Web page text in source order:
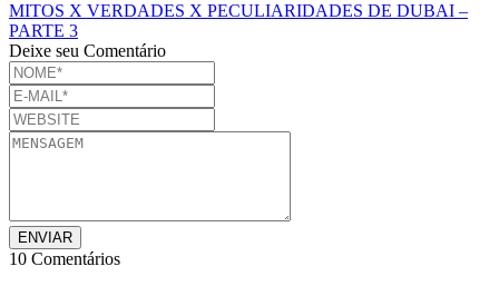
MITOS X VERDADES X PECULIARIDADES DE DUBAI –
PARTE 3
Deixe seu Comentário
10 Comentários